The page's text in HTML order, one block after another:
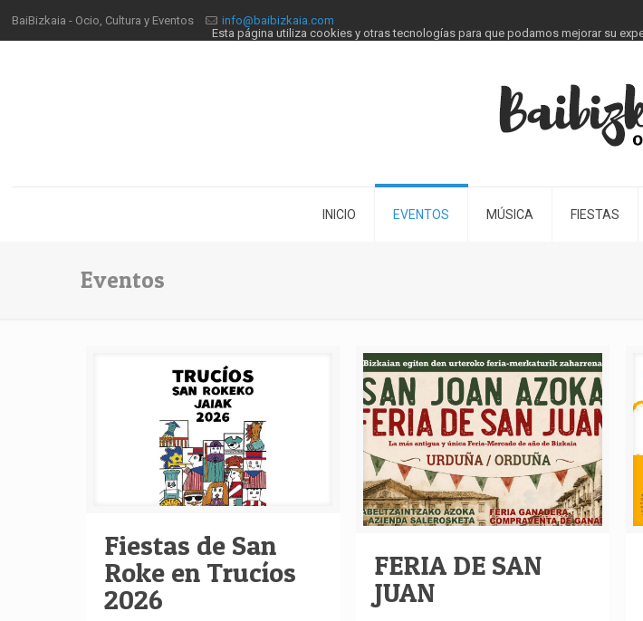
BaiBizkaia - Ocio, Cultura y Eventos info@baibizkaia.com
INICIO EVENTOS MÚSICA FIESTAS
Eventos
Fiestas de San
Roke en Trucíos
2026
FERIA DE SAN
JUAN
Esta página utiliza cookies y otras tecnologías para que podamos mejorar su